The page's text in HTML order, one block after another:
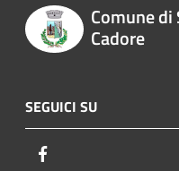
Comune
Cadore
SEGUICI SU